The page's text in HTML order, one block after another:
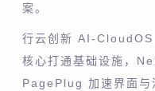
案。
行云创新 AI-
核心打通基础设施，
PagePlug 加速界面